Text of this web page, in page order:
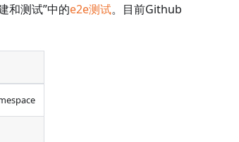
和测试”中的e2e测试。目前Github